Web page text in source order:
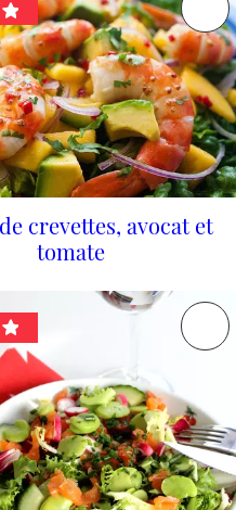
crevettes, avocat et
tomate